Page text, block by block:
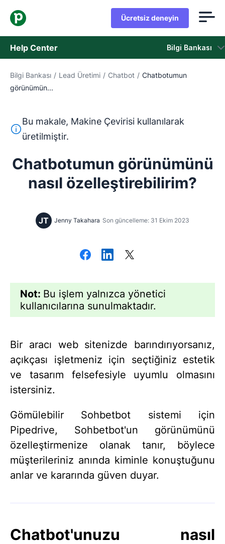
Ücretsiz deneyin
Help Center Bilgi Bankası
Bilgi Bankası
Destek Birimiyle İletişime Geçin
Bilgi Bankası / Lead Üretimi / Chatbot / Chatbotumun
görünümün...
Bu metin, İngilizceden Makine Çevirisi aracı
Bu makale, Makine Çevirisi kullanılarak
üretilmiştir.
Chatbotumun görünümünü
nasıl özelleştirebilirim?
JT Jenny Takahara Son güncelleme: 31 Ekim 2023
Not: Bu işlem yalnızca yönetici
kullanıcılarına sunulmaktadır.
Bir aracı web sitenizde barındırıyorsanız,
açıkçası işletmeniz için seçtiğiniz estetik
ve tasarım felsefesiyle uyumlu olmasını
istersiniz.
Gömülebilir Sohbetbot sistemi için
Pipedrive, Sohbetbot'un görünümünü
özelleştirmenize olanak tanır, böylece
müşterileriniz anında kiminle konuştuğunu
anlar ve kararında güven duyar.
Chatbot'unuzu nasıl